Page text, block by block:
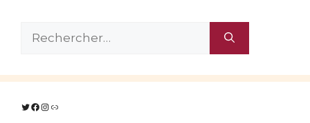
Twitter
Facebook
Instagram
Lien